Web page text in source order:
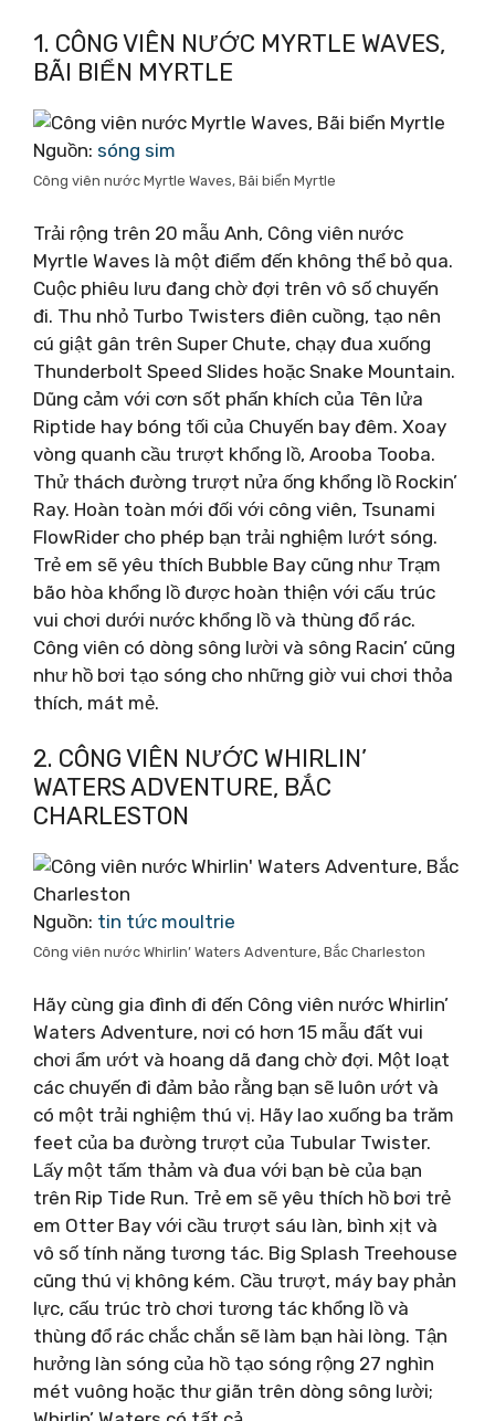
1. CÔNG VIÊN NƯỚC MYRTLE WAVES,
BÃI BIỂN MYRTLE
Nguồn: sóng sim
Công viên nước Myrtle Waves, Bãi biển Myrtle
Trải rộng trên 20 mẫu Anh, Công viên nước
Myrtle Waves là một điểm đến không thể bỏ qua.
Cuộc phiêu lưu đang chờ đợi trên vô số chuyến
đi. Thu nhỏ Turbo Twisters điên cuồng, tạo nên
cú giật gân trên Super Chute, chạy đua xuống
Thunderbolt Speed ​​Slides hoặc Snake Mountain.
Dũng cảm với cơn sốt phấn khích của Tên lửa
Riptide hay bóng tối của Chuyến bay đêm. Xoay
vòng quanh cầu trượt khổng lồ, Arooba Tooba.
Thử thách đường trượt nửa ống khổng lồ Rockin’
Ray. Hoàn toàn mới đối với công viên, Tsunami
FlowRider cho phép bạn trải nghiệm lướt sóng.
Trẻ em sẽ yêu thích Bubble Bay cũng như Trạm
bão hòa khổng lồ được hoàn thiện với cấu trúc
vui chơi dưới nước khổng lồ và thùng đổ rác.
Công viên có dòng sông lười và sông Racin’ cũng
như hồ bơi tạo sóng cho những giờ vui chơi thỏa
thích, mát mẻ.
2. CÔNG VIÊN NƯỚC WHIRLIN’
WATERS ADVENTURE, BẮC
CHARLESTON
Nguồn: tin tức moultrie
Công viên nước Whirlin’ Waters Adventure, Bắc Charleston
Hãy cùng gia đình đi đến Công viên nước Whirlin’
Waters Adventure, nơi có hơn 15 mẫu đất vui
chơi ẩm ướt và hoang dã đang chờ đợi. Một loạt
các chuyến đi đảm bảo rằng bạn sẽ luôn ướt và
có một trải nghiệm thú vị. Hãy lao xuống ba trăm
feet của ba đường trượt của Tubular Twister.
Lấy một tấm thảm và đua với bạn bè của bạn
trên Rip Tide Run. Trẻ em sẽ yêu thích hồ bơi trẻ
em Otter Bay với cầu trượt sáu làn, bình xịt và
vô số tính năng tương tác. Big Splash Treehouse
cũng thú vị không kém. Cầu trượt, máy bay phản
lực, cấu trúc trò chơi tương tác khổng lồ và
thùng đổ rác chắc chắn sẽ làm bạn hài lòng. Tận
hưởng làn sóng của hồ tạo sóng rộng 27 nghìn
mét vuông hoặc thư giãn trên dòng sông lười;